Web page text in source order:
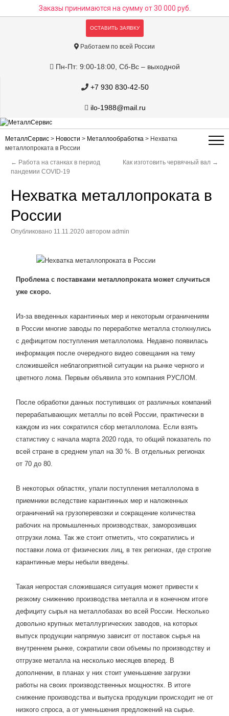
Заказы принимаются на суммуот 30 000 руб.
ОСТАВИТЬ ЗАЯВКУ
Работаем по всей России
Пн-Пт: 9:00-18:00, Сб-Вс – выходной
+7 930 830-42-50
ilo-1988@mail.ru
МеталлСервис > Новости > Металлообработка > Нехватка
металлопроката в России
← Работа на станках в период
пандемии COVID-19
Как изготовить червячный вал →
Нехватка металлопроката в
России
Опубликовано 11.11.2020 автором admin
Проблема с поставками металлопроката может случиться
уже скоро.
Из-за введенных карантинных мер и некоторым ограничениям
в России многие заводы по переработке металла столкнулись
с дефицитом поступления металлолома. Недавно появилась
информация после очередного видео совещания на тему
сложившейся неблагоприятной ситуации на рынке черного и
цветного лома. Первым объявила это компания РУСЛОМ.
После обработки данных поступивших от различных компаний
перерабатывающих металлы по всей России, практически в
каждом из них сократился сбор металлолома. Если взять
статистику с начала марта 2020 года, то общий показатель по
всей стране в среднем упал на 30 %. В отдельных регионах
от 70 до 80.
В некоторых областях, упали поступления металлолома в
приемники вследствие карантинных мер и наложенных
ограничений на грузоперевозки и сокращение количества
рабочих на промышленных производствах, заморозивших
отгрузки лома. Так же стоит отметить, что сократились и
поставки лома от физических лиц, в тех регионах, где строгие
карантинные меры небыли введены.
Такая непростая сложившаяся ситуация может привести к
резкому снижению производства металла и в конечном итоге
дефициту сырья на металлобазах во всей России. Несколько
довольно крупных металлургических заводов, на которых
выпуск продукции напрямую зависит от поставок сырья на
внутреннем рынке, сократили свои объемы по производству и
отгрузке металла на несколько месяцев вперед. В
дополнении, в планах у них стоит уменьшение загрузки
работы на своих производственных мощностях. В итоге
снижение производства и выпуска продукции происходит не от
низкого спроса, а от уменьшения предложений на сырье.